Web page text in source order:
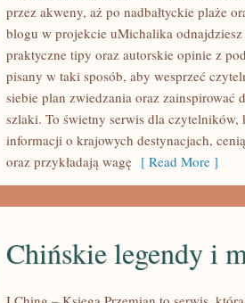
przez akweny, aż po nadbałtyckie plaże
blogu w projekcie uMichalika
praktyczne tipy oraz autorskie opinie z
pisany w taki sposób, aby wesprzeć
siebie plan zwiedzania oraz zainspirować
szlaki. To świetny serwis dla
informacji o krajowych destynacjach,
oraz przykładają wagę [ Read More ]
Chińskie legendy i